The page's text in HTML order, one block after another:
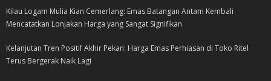
Kilau Logam Mulia Kian Cemerlang: Emas Batangan Antam Kembali
Mencatatkan Lonjakan Harga yang Sangat Signifikan
Kelanjutan Tren Positif Akhir Pekan: Harga Emas Perhiasan di Toko Ritel
Terus Bergerak Naik Lagi